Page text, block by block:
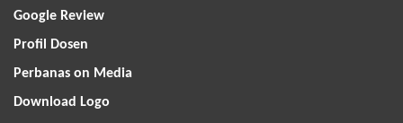
Google Review
Profil Dosen
Perbanas on Media
Download Logo